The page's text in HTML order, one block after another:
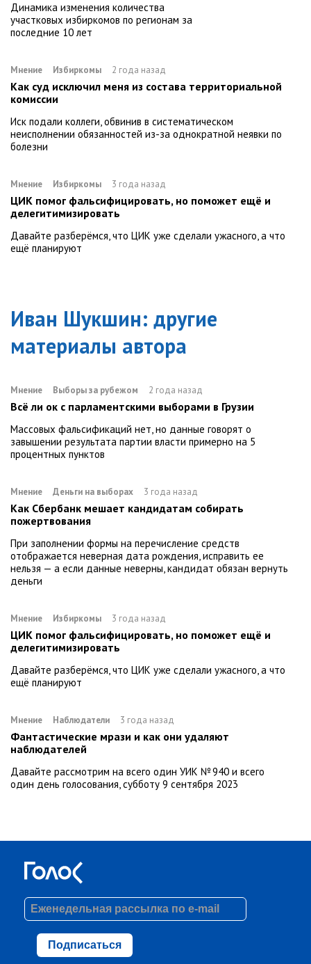
Динамика изменения количества
участковых избиркомов по регионам за
последние 10 лет
Мнение Избиркомы 2 года назад
Как суд исключил меня из состава территориальной
комиссии
Иск подали коллеги, обвинив в систематическом
неисполнении обязанностей из-за однократной неявки по
болезни
Мнение Избиркомы 3 года назад
ЦИК помог фальсифицировать, но поможет ещё и
делегитимизировать
Давайте разберёмся, что ЦИК уже сделали ужасного, а что
ещё планируют
Иван Шукшин: другие
материалы автора
Мнение Выборы за рубежом 2 года назад
Всё ли ок с парламентскими выборами в Грузии
Массовых фальсификаций нет, но данные говорят о
завышении результата партии власти примерно на 5
процентных пунктов
Мнение Деньги на выборах 3 года назад
Как Сбербанк мешает кандидатам собирать
пожертвования
При заполнении формы на перечисление средств
отображается неверная дата рождения, исправить ее
нельзя — а если данные неверны, кандидат обязан вернуть
деньги
Мнение Избиркомы 3 года назад
ЦИК помог фальсифицировать, но поможет ещё и
делегитимизировать
Давайте разберёмся, что ЦИК уже сделали ужасного, а что
ещё планируют
Мнение Наблюдатели 3 года назад
Фантастические мрази и как они удаляют
наблюдателей
Давайте рассмотрим на всего один УИК № 940 и всего
один день голосования, субботу 9 сентября 2023
Подписаться